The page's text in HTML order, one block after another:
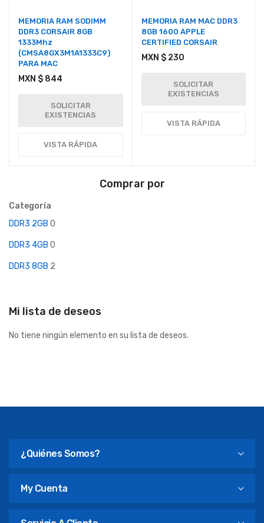
MEMORIA RAM SODIMM
DDR3 CORSAIR 8GB
1333Mhz
(CMSA8GX3M1A1333C9)
PARA MAC
MXN $ 844
SOLICITAR
EXISTENCIAS
VISTA RÁPIDA
MEMORIA RAM MAC DDR3
8GB 1600 APPLE
CERTIFIED CORSAIR
MXN $ 230
SOLICITAR
EXISTENCIAS
VISTA RÁPIDA
Comprar por
Categoría
DDR3 2GB 0
DDR3 4GB 0
DDR3 8GB 2
Mi lista de deseos
No tiene ningún elemento en su lista de deseos.
¿Quiénes Somos?
My Cuenta